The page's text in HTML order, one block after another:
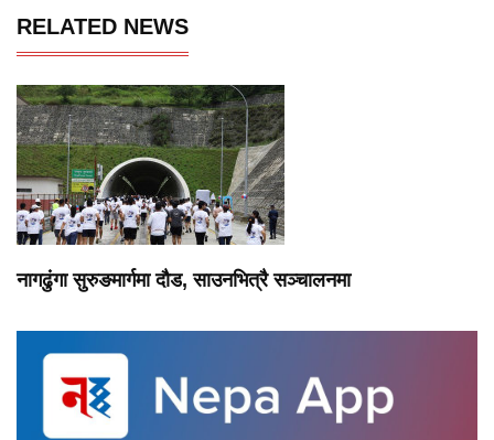
RELATED NEWS
नागढुंगा सुरुङमार्गमा दौड, साउनभित्रै सञ्चालनमा